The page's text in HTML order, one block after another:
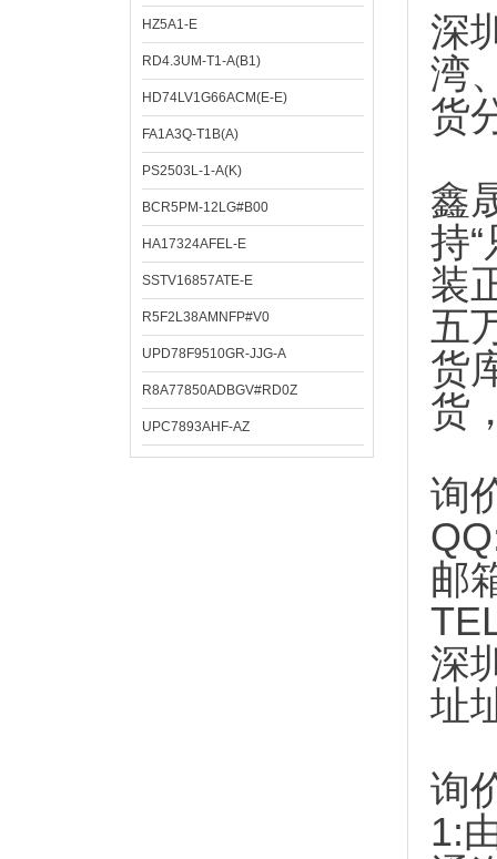
HZ5A1-E
RD4.3UM-T1-A(B1)
HD74LV1G66ACM(E-E)
FA1A3Q-T1B(A)
PS2503L-1-A(K)
BCR5PM-12LG#B00
HA17324AFEL-E
SSTV16857ATE-E
R5F2L38AMNFP#V0
UPD78F9510GR-JJG-A
R8A77850ADBGV#RD0Z
UPC7893AHF-AZ
深
湾
货
鑫
持
装
五
货
货
询
邮
深
址
询
1: